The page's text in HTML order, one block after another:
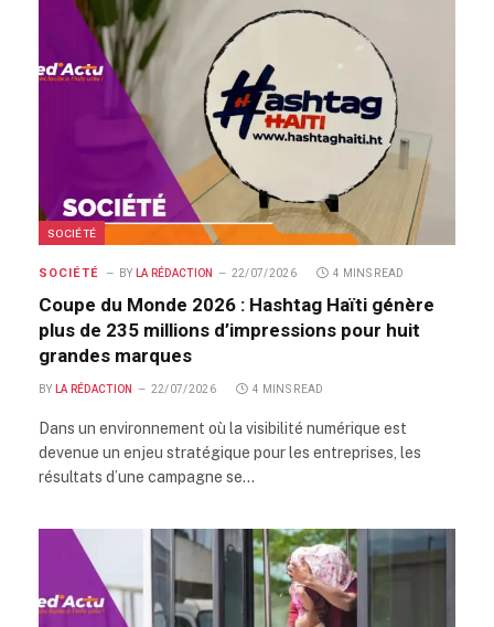
SOCIÉTÉ
SOCIÉTÉ BY LA RÉDACTION 22/07/2026 4 MINS READ
Coupe du Monde 2026 : Hashtag Haïti génère
plus de 235 millions d’impressions pour huit
grandes marques
BY LA RÉDACTION 22/07/2026 4 MINS READ
Dans un environnement où la visibilité numérique est
devenue un enjeu stratégique pour les entreprises, les
résultats d’une campagne se…